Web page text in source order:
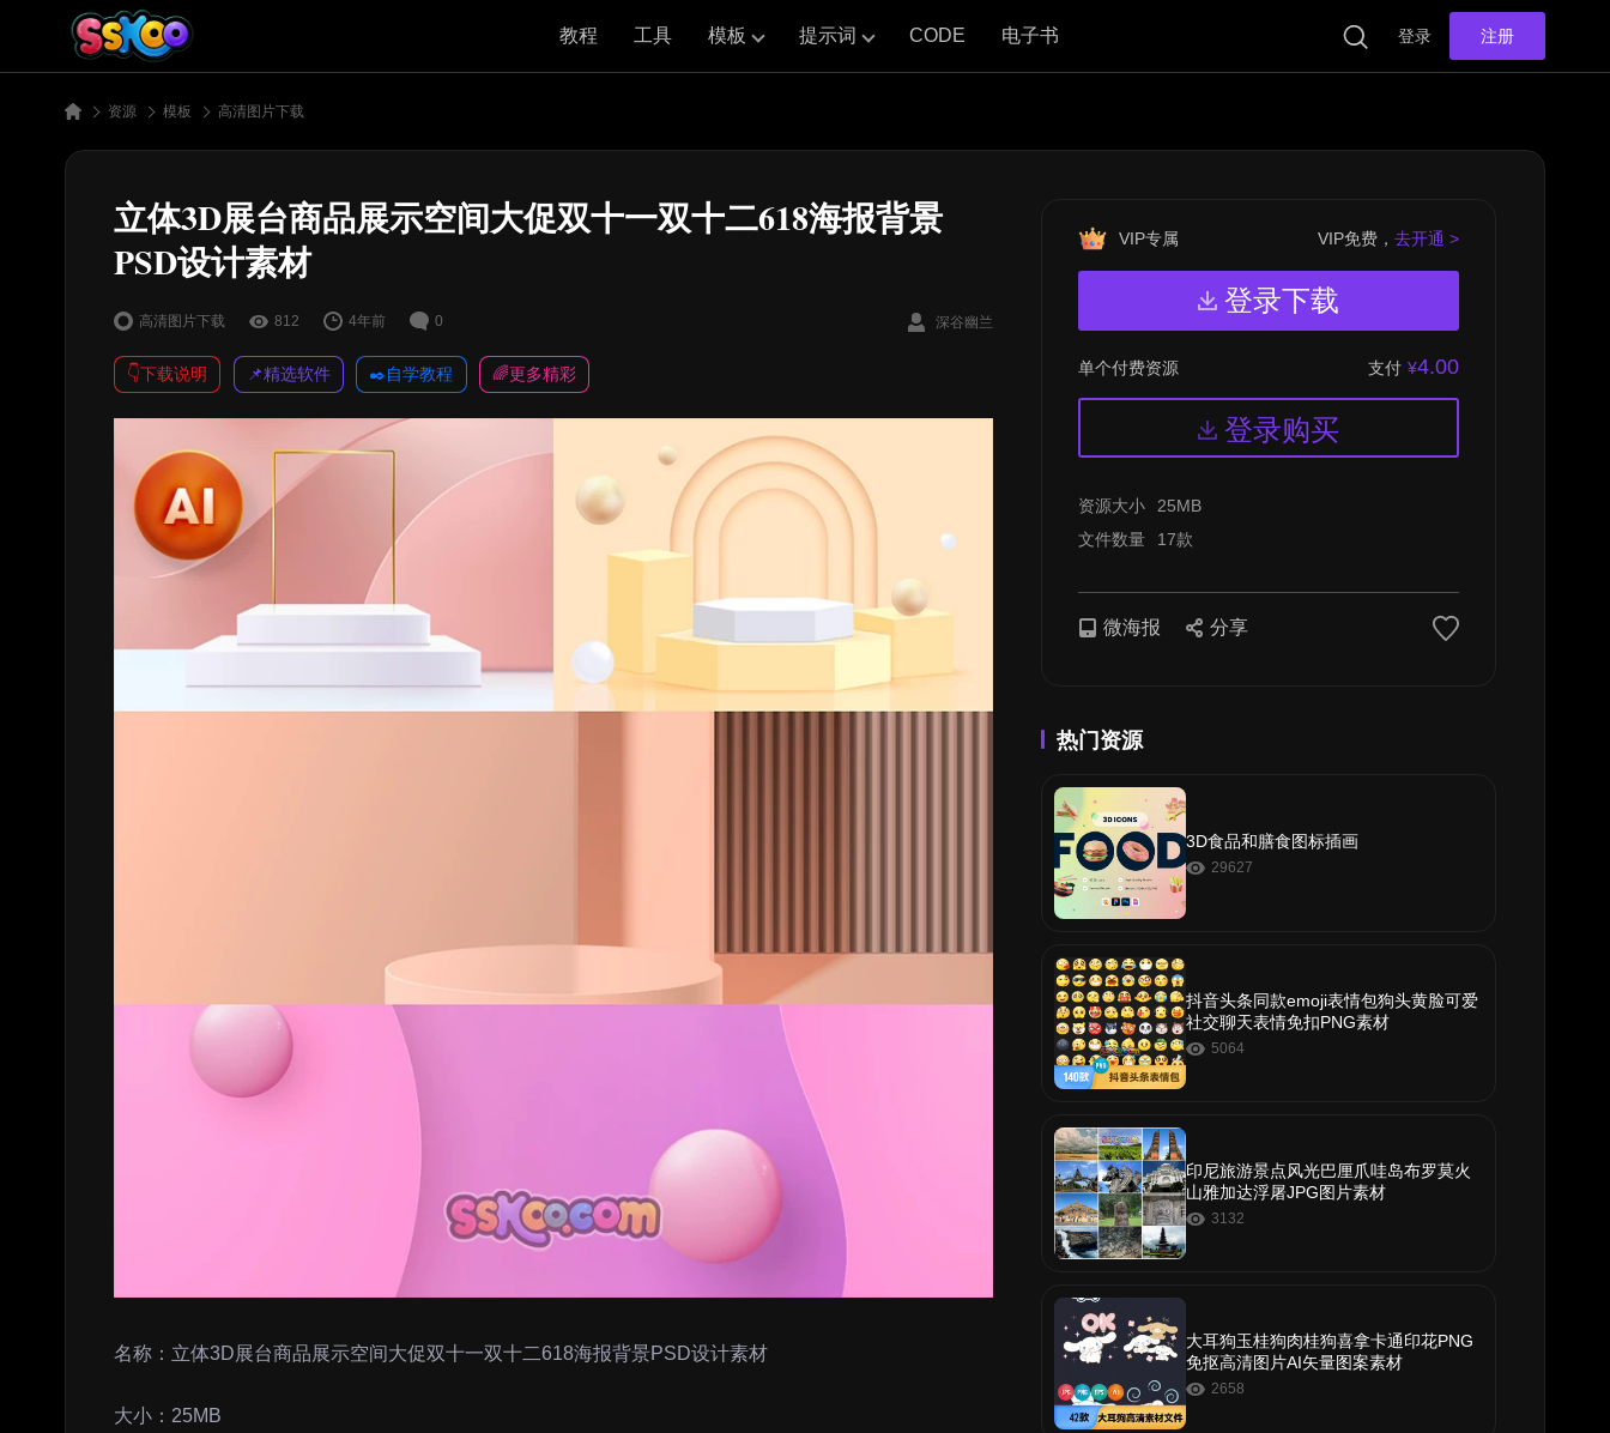
教程 工具 模板 提示词 CODE 电子书 登录 注册
资源 模板 高清图片下载
立体3D展台商品展示空间大促双十一双十二618海报背景
PSD设计素材
高清图片下载 812 4年前 0 深谷幽兰
👇下载说明 📌精选软件 ✒️自学教程 🌈更多精彩
名称：立体3D展台商品展示空间大促双十一双十二618海报背景PSD设计素材
大小：25MB
VIP专属 VIP免费，去开通 >
登录下载
单个付费资源 支付 ¥4.00
登录购买
资源大小
25MB
文件数量
17款
微海报 分享
热门资源
3D食品和膳食图标插画
29627
抖音头条同款emoji表情包狗头黄脸可爱
社交聊天表情免扣PNG素材
5064
印尼旅游景点风光巴厘爪哇岛布罗莫火
山雅加达浮屠JPG图片素材
3132
大耳狗玉桂狗肉桂狗喜拿卡通印花PNG
免抠高清图片AI矢量图案素材
2658